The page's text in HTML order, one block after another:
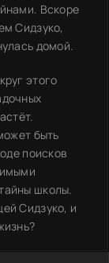
Вскоре
Сидзуко,
домой.
этого
быть
поисков
школы.
Сидзуко, и